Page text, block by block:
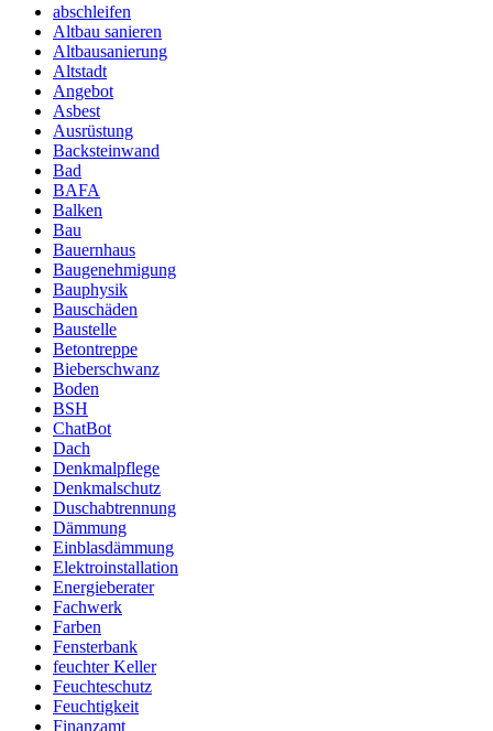
abschleifen
Altbau sanieren
Altbausanierung
Altstadt
Angebot
Asbest
Ausrüstung
Backsteinwand
Bad
BAFA
Balken
Bau
Bauernhaus
Baugenehmigung
Bauphysik
Bauschäden
Baustelle
Betontreppe
Bieberschwanz
Boden
BSH
ChatBot
Dach
Denkmalpflege
Denkmalschutz
Duschabtrennung
Dämmung
Einblasdämmung
Elektroinstallation
Energieberater
Fachwerk
Farben
Fensterbank
feuchter Keller
Feuchteschutz
Feuchtigkeit
Finanzamt